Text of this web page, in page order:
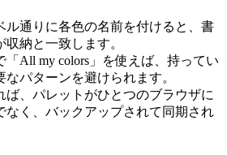
ル通りに各色の名前を付けると、書
納と一致します。
「All my colors」を使えば、持ってい
パターンを避けられます。
ば、パレットがひとつのブラウザに
なく、バックアップされて同期され